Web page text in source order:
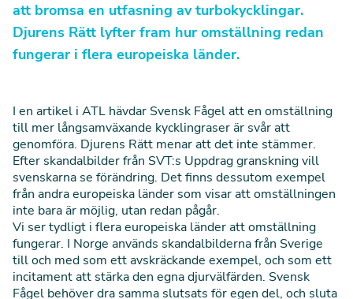
att bromsa en utfasning av turbokycklingar.
Djurens Rätt lyfter fram hur omställning redan
fungerar i flera europeiska länder.
I en artikel i ATL hävdar Svensk Fågel att en omställning
till mer långsamväxande kycklingraser är svår att
genomföra. Djurens Rätt menar att det inte stämmer.
Efter skandalbilder från SVT:s Uppdrag granskning vill
svenskarna se förändring. Det finns dessutom exempel
från andra europeiska länder som visar att omställningen
inte bara är möjlig, utan redan pågår.
Vi ser tydligt i flera europeiska länder att omställning
fungerar. I Norge används skandalbilderna från Sverige
till och med som ett avskräckande exempel, och som ett
incitament att stärka den egna djurvälfärden. Svensk
Fågel behöver dra samma slutsats för egen del, och sluta